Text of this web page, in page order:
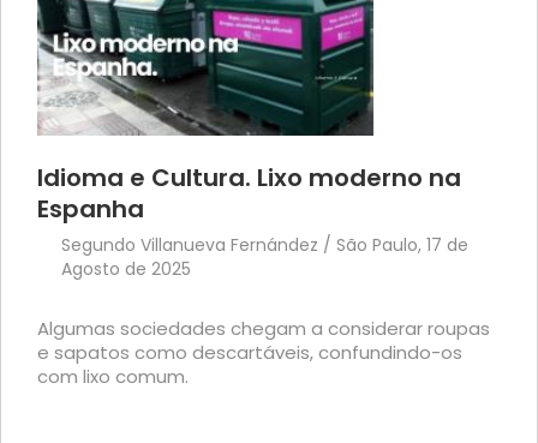
Idioma e Cultura. Lixo moderno na
Espanha
Segundo Villanueva Fernández / São Paulo, 17 de
Agosto de 2025
Algumas sociedades chegam a considerar roupas
e sapatos como descartáveis, confundindo-os
com lixo comum.